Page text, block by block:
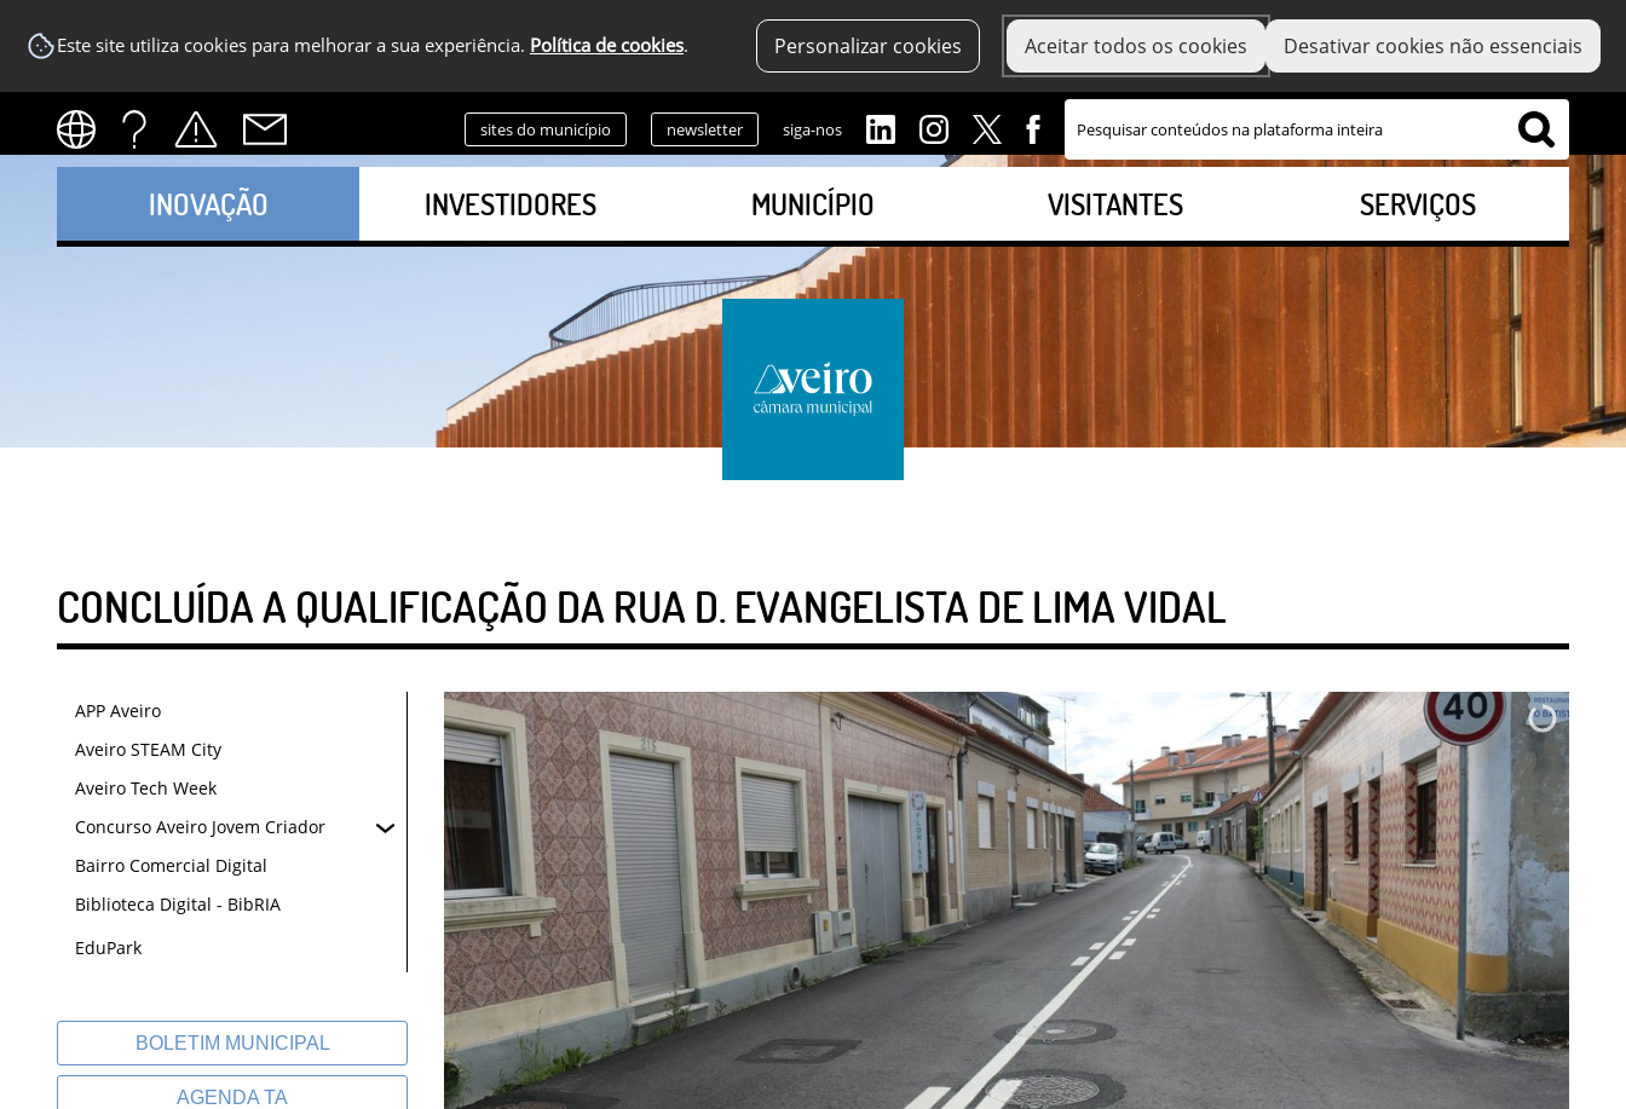
Este site utiliza cookies para melhorar a sua experiência. Política de cookies. Personalizar cookies Aceitar todos os cookies Desativar cookies não essenciais
sites do município newsletter siga-nos
INOVAÇÃO INVESTIDORES MUNICÍPIO VISITANTES SERVIÇOS
CONCLUÍDA A QUALIFICAÇÃO DA RUA D. EVANGELISTA DE LIMA VIDAL
APP Aveiro
Aveiro STEAM City
Aveiro Tech Week
Concurso Aveiro Jovem Criador
Bairro Comercial Digital
Biblioteca Digital - BibRIA
EduPark
BOLETIM MUNICIPAL
AGENDA TA